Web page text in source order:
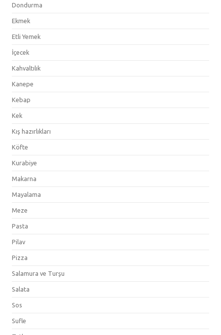
Dondurma
Ekmek
Etli Yemek
İçecek
Kahvaltılık
Kanepe
Kebap
Kek
Kış hazırlıkları
Köfte
Kurabiye
Makarna
Mayalama
Meze
Pasta
Pilav
Pizza
Salamura ve Turşu
Salata
Sos
Sufle